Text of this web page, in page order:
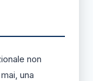
non
una